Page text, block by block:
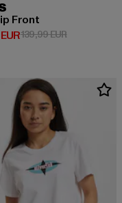
Front
Preis: 64,40 EUR
139,99 EURAktionspreis: